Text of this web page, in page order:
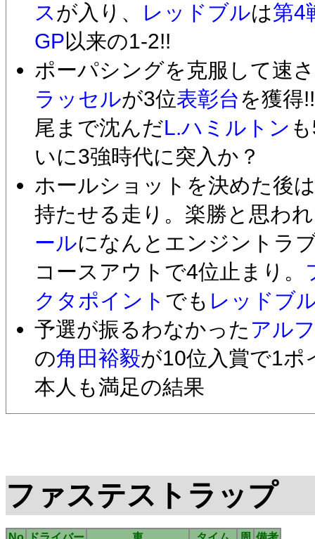
スが入り、 レッドブルは第4
GP以来の1-2!!
ポーパシングを克服して速
ラッセルが3位表彰台を獲得
尾まで沈んだL.ハミルトン
いに3強時代に突入か？
ホールショットを決めた後
持たせる走り。楽勝と思わ
ールになんとエンジントラ
コースアウトで4位止まり。
クタポイント でも レッドブ
予選が振るわなかった アル
の角田裕毅が10位入賞で1ポ
本人も満足の結果
ファステストラップ